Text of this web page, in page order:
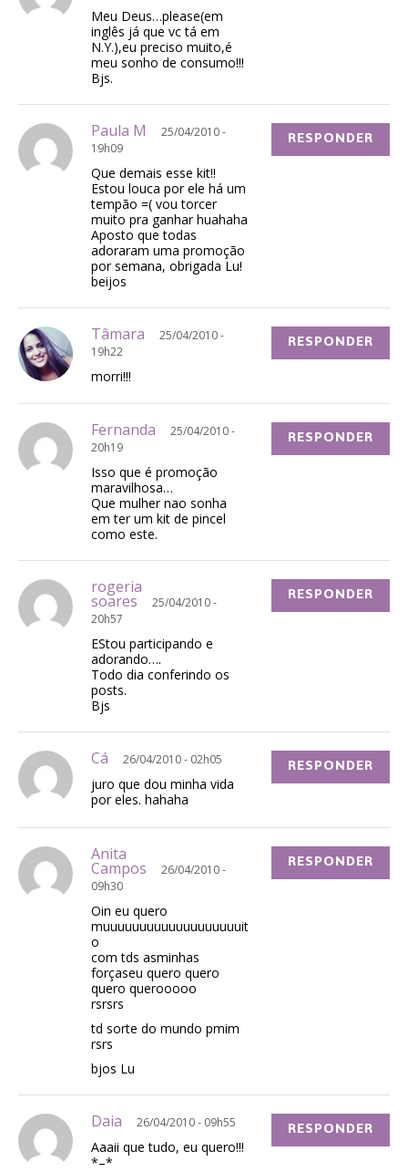
Meu Deus…please(em
inglês já que vc tá em
N.Y.),eu preciso muito,é
meu sonho de consumo!!!
Bjs.
Paula M
25/04/2010 -
19h09
Que demais esse kit!!
Estou louca por ele há um
tempão =( vou torcer
muito pra ganhar huahaha
Aposto que todas
adoraram uma promoção
por semana, obrigada Lu!
beijos
RESPONDER
Tâmara
25/04/2010 -
19h22
morri!!!
RESPONDER
Fernanda
25/04/2010 -
20h19
Isso que é promoção
maravilhosa…
Que mulher nao sonha
em ter um kit de pincel
como este.
RESPONDER
rogeria
soares
25/04/2010 -
20h57
EStou participando e
adorando….
Todo dia conferindo os
posts.
Bjs
RESPONDER
Cá 26/04/2010 - 02h05
juro que dou minha vida
por eles. hahaha
RESPONDER
Anita
Campos
26/04/2010 -
09h30
Oin eu quero
muuuuuuuuuuuuuuuuuuuit
o
com tds asminhas
forçaseu quero quero
quero querooooo
rsrsrs
td sorte do mundo pmim
rsrs
bjos Lu
RESPONDER
Daia 26/04/2010 - 09h55
Aaaii que tudo, eu quero!!!
*–*
RESPONDER